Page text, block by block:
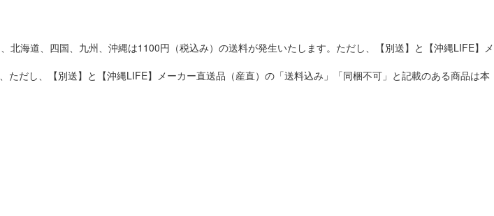
海道、四国、九州、沖縄は1100円（税込み）の送料が発生いたします。ただし、【別送】と【沖縄LIFE】メ
だし、【別送】と【沖縄LIFE】メーカー直送品（産直）の「送料込み」「同梱不可」と記載のある商品は本